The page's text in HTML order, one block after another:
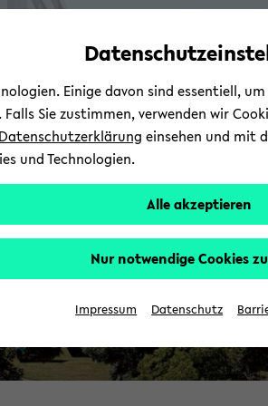
vermeiden
zum
wechseln
zum
wechseln
zum
wechseln
Einige davon sind essentiell,
Sie zustimmen, verwenden wir
Datenschutzerklärung einsehen und mit
und Technologien.
Alle akzeptieren
Nur notwendige Cookies
Impressum Datenschutz